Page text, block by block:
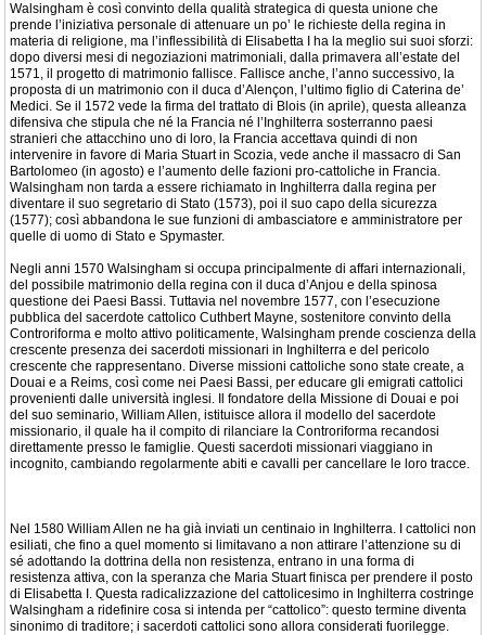
Walsingham è così convinto della qualità strategica di questa unione che
prende l’iniziativa personale di attenuare un po’ le richieste della regina in
materia di religione, ma l’inflessibilità di Elisabetta I ha la meglio sui suoi sforzi:
dopo diversi mesi di negoziazioni matrimoniali, dalla primavera all’estate del
1571, il progetto di matrimonio fallisce. Fallisce anche, l’anno successivo, la
proposta di un matrimonio con il duca d’Alençon, l’ultimo figlio di Caterina de’
Medici. Se il 1572 vede la firma del trattato di Blois (in aprile), questa alleanza
difensiva che stipula che né la Francia né l’Inghilterra sosterranno paesi
stranieri che attacchino uno di loro, la Francia accettava quindi di non
intervenire in favore di Maria Stuart in Scozia, vede anche il massacro di San
Bartolomeo (in agosto) e l’aumento delle fazioni pro-cattoliche in Francia.
Walsingham non tarda a essere richiamato in Inghilterra dalla regina per
diventare il suo segretario di Stato (1573), poi il suo capo della sicurezza
(1577); così abbandona le sue funzioni di ambasciatore e amministratore per
quelle di uomo di Stato e Spymaster.
Negli anni 1570 Walsingham si occupa principalmente di affari internazionali,
del possibile matrimonio della regina con il duca d’Anjou e della spinosa
questione dei Paesi Bassi. Tuttavia nel novembre 1577, con l’esecuzione
pubblica del sacerdote cattolico Cuthbert Mayne, sostenitore convinto della
Controriforma e molto attivo politicamente, Walsingham prende coscienza della
crescente presenza dei sacerdoti missionari in Inghilterra e del pericolo
crescente che rappresentano. Diverse missioni cattoliche sono state create, a
Douai e a Reims, così come nei Paesi Bassi, per educare gli emigrati cattolici
provenienti dalle università inglesi. Il fondatore della Missione di Douai e poi
del suo seminario, William Allen, istituisce allora il modello del sacerdote
missionario, il quale ha il compito di rilanciare la Controriforma recandosi
direttamente presso le famiglie. Questi sacerdoti missionari viaggiano in
incognito, cambiando regolarmente abiti e cavalli per cancellare le loro tracce.
Nel 1580 William Allen ne ha già inviati un centinaio in Inghilterra. I cattolici non
esiliati, che fino a quel momento si limitavano a non attirare l’attenzione su di
sé adottando la dottrina della non resistenza, entrano in una forma di
resistenza attiva, con la speranza che Maria Stuart finisca per prendere il posto
di Elisabetta I. Questa radicalizzazione del cattolicesimo in Inghilterra costringe
Walsingham a ridefinire cosa si intenda per “cattolico”: questo termine diventa
sinonimo di traditore; i sacerdoti cattolici sono allora considerati fuorilegge.